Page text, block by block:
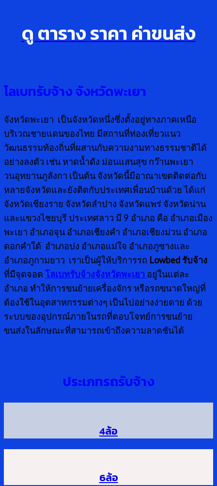
ดู ตาราง ราคา ค่าขนส่ง
โลเบทรับจ้าง จังหวัดพะเยา
จังหวัดพะเยา เป็นจังหวัดหนึ่งซึ่งตั้งอยู่ทางภาคเหนือ
บริเวณชายแดนของไทย มีสถานที่ท่องเที่ยวแนว
วัฒนธรรมท้องถิ่นที่ผสานกับความงามทางธรรมชาติได้
อย่างลงตัว เช่น หาดน้ำดัง ม่อนแสนสุข กว๊านพะเยา
วนอุทยานภูลังกา เป็นต้น จังหวัดนี้มีอาณาเขตติดต่อกับ
หลายจังหวัดและยังติดกับประเทศเพื่อนบ้านด้วย ได้แก่
จังหวัดเชียงราย จังหวัดลำปาง จังหวัดแพร่ จังหวัดน่าน
และแขวงไชยบุรี ประเทศลาว มี 9 อำเภอ คือ อำเภอเมือง
พะเยา อำเภอจุน อำเภอเชียงคำ อำเภอเชียงม่วน อำเภอ
ดอกคำใต้ อำเภอปง อำเภอแม่ใจ อำเภอภูซางและ
อำเภอภูกามยาว เราเป็นผู้ให้บริการรถ Lowbed รับจ้าง
ที่มีจุดจอด โลเบทรับจ้างจังหวัดพะเยา อยู่ในแต่ละ
อำเภอ ทำให้การขนย้ายเครื่องจักร หรือรถขนาดใหญ่ที่
ต้องใช้ในอุตสาหกรรมต่างๆ เป็นไปอย่างง่ายดาย ด้วย
ระบบของอุปกรณ์ภายในรถที่ตอบโจทย์การขนย้าย
ขนส่งในลักษณะที่สามารถเข้าถึงความลาดชันได้
ประเภทรถรับจ้าง
4ล้อ
6ล้อ